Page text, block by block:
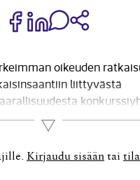
Jaa Share on Facebook
Jaa Share on LinkedIn
Jaa WhatsApp-
oikeuden
liittyvästä
kuittausedellytysten
on perusteiltaan
oli se, että
Sitä ennen yhtiön tililtä oli
Lue lisää
Kirjaudu sisään tai